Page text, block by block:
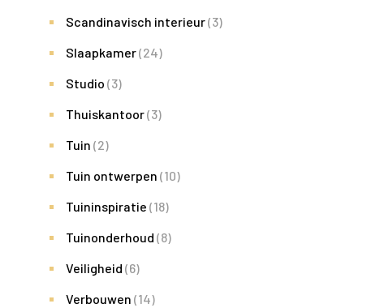
Scandinavisch interieur(3)
Slaapkamer(24)
Studio (3)
Thuiskantoor(3)
Tuin (2)
Tuin ontwerpen (10)
Tuininspiratie (18)
Tuinonderhoud (8)
Veiligheid (6)
Verbouwen (14)